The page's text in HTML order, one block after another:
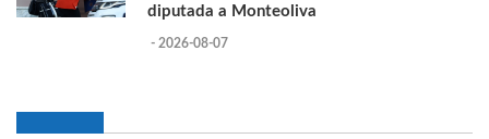
diputada a Monteoliva
- 2026-08-07